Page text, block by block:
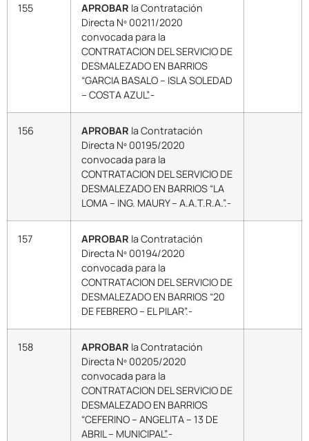
155 APROBAR la Contratación
Directa Nº 00211/2020
convocada para la
CONTRATACION DEL SERVICIO DE
DESMALEZADO EN BARRIOS
“GARCIA BASALO – ISLA SOLEDAD
– COSTA AZUL”.-
156 APROBAR la Contratación
Directa Nº 00195/2020
convocada para la
CONTRATACION DEL SERVICIO DE
DESMALEZADO EN BARRIOS “LA
LOMA – ING. MAURY – A.A.T.R.A.”.-
157 APROBAR la Contratación
Directa Nº 00194/2020
convocada para la
CONTRATACION DEL SERVICIO DE
DESMALEZADO EN BARRIOS “20
DE FEBRERO – EL PILAR”.-
158 APROBAR la Contratación
Directa Nº 00205/2020
convocada para la
CONTRATACION DEL SERVICIO DE
DESMALEZADO EN BARRIOS
“CEFERINO – ANGELITA – 13 DE
ABRIL – MUNICIPAL”.-